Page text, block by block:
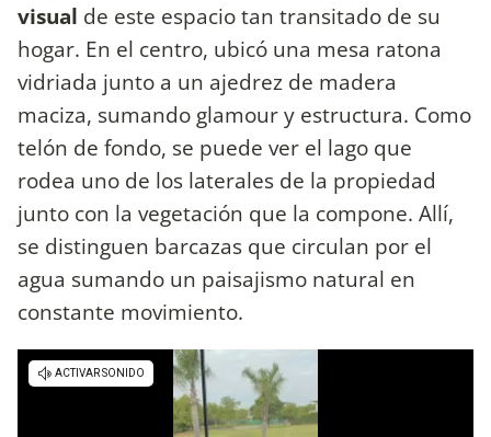
visual de este espacio tan transitado de su
hogar. En el centro, ubicó una mesa ratona
vidriada junto a un ajedrez de madera
maciza, sumando glamour y estructura. Como
telón de fondo, se puede ver el lago que
rodea uno de los laterales de la propiedad
junto con la vegetación que la compone. Allí,
se distinguen barcazas que circulan por el
agua sumando un paisajismo natural en
constante movimiento.